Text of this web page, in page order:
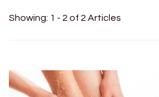
Showing: 1 - 2 of 2 Articles